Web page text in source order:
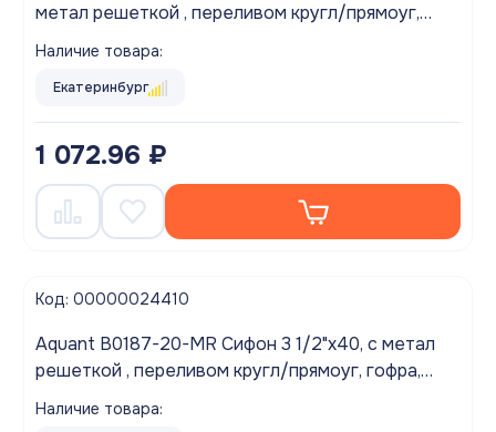
метал решеткой , переливом кругл/прямоуг,
Наличие товара:
Екатеринбург
1 072.96 ₽
Код: 00000024410
Aquant B0187-20-MR Сифон 3 1/2"х40, с метал
решеткой , переливом кругл/прямоуг, гофра,
Наличие товара: